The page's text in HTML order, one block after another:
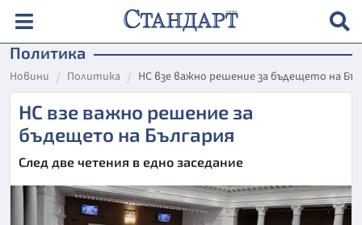
Политика
Новини Политика НС взе важно решение за бъдещето на
НС взе важно решение за
бъдещето на България
След две четения в едно заседание